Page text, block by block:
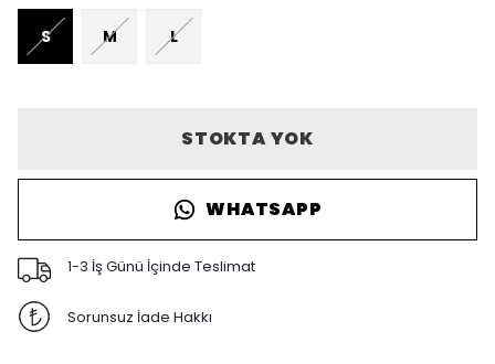
S M L
STOKTA YOK
WHATSAPP
1-3 İş Günü İçinde Teslimat
Sorunsuz İade Hakkı